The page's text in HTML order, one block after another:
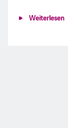
Weiterlesen